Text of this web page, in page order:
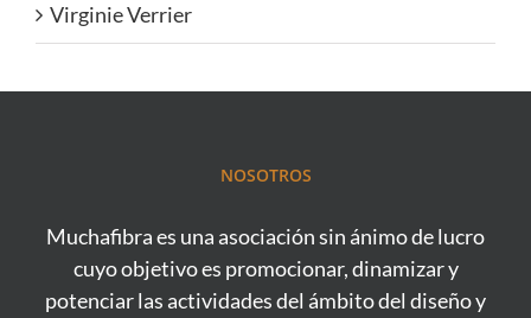
Virginie Verrier
NOSOTROS
Muchafibra es una asociación sin ánimo de lucro
cuyo objetivo es promocionar, dinamizar y
potenciar las actividades del ámbito del diseño y